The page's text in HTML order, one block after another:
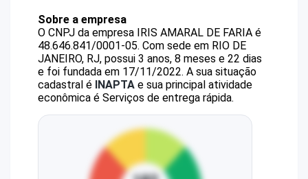
Sobre a empresa
O CNPJ da empresa IRIS AMARAL DE FARIA é
48.646.841/0001-05. Com sede em RIO DE
JANEIRO, RJ, possui 3 anos, 8 meses e 22 dias
e foi fundada em 17/11/2022. A sua situação
cadastral é INAPTA e sua principal atividade
econômica é Serviços de entrega rápida.